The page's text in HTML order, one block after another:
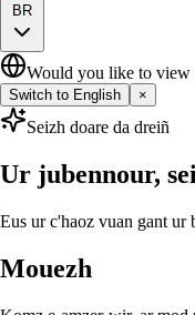
BR
Would you like to view
Switch to English ×
Seizh doare da dreiñ
Ur jubennour,
Eus ur c'haoz vuan gant ur
Mouezh